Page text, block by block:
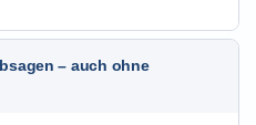
– auch ohne